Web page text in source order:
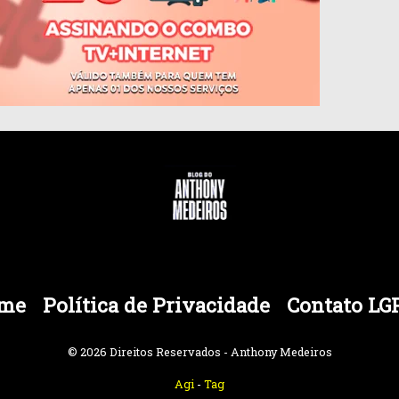
Política de Privacidade Contato
© 2026 Direitos Reservados - Anthony Medeiros
Agi - Tag